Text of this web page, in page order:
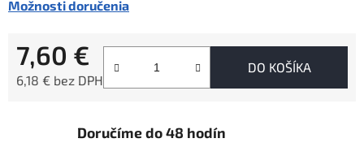
Možnosti doručenia
7,60 €
6,18 € bez DPH
DO KOŠÍKA
Doručíme do 48 hodín